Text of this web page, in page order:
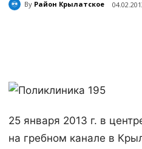
By Район Крылатское
25 января 2013 г. в
на гребном канале в